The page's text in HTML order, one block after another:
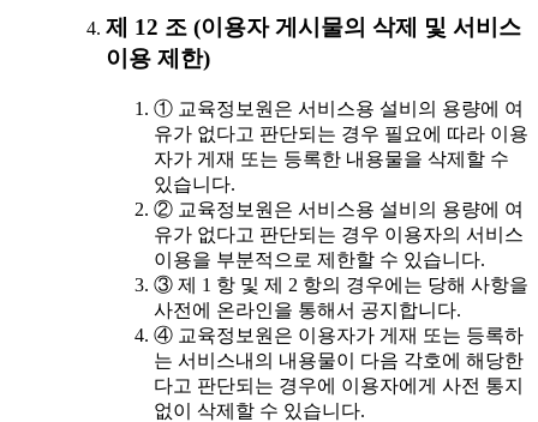
제 12 조 (이용자 게시물의 삭제 및 서비스
이용 제한)
① 교육정보원은 서비스용 설비의 용량에 여
유가 없다고 판단되는 경우 필요에 따라 이용
자가 게재 또는 등록한 내용물을 삭제할 수
있습니다.
② 교육정보원은 서비스용 설비의 용량에 여
유가 없다고 판단되는 경우 이용자의 서비스
이용을 부분적으로 제한할 수 있습니다.
③ 제 1 항 및 제 2 항의 경우에는 당해 사항을
사전에 온라인을 통해서 공지합니다.
④ 교육정보원은 이용자가 게재 또는 등록하
는 서비스내의 내용물이 다음 각호에 해당한
다고 판단되는 경우에 이용자에게 사전 통지
없이 삭제할 수 있습니다.